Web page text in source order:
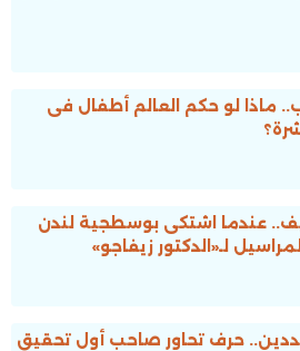
ماذا لو حكم العالم أطفال فى
عندما اشتكى بوسطجية لندن
لـ«الدكتور زيفاجو»
حرف تحاور صاحب أول تحقيق